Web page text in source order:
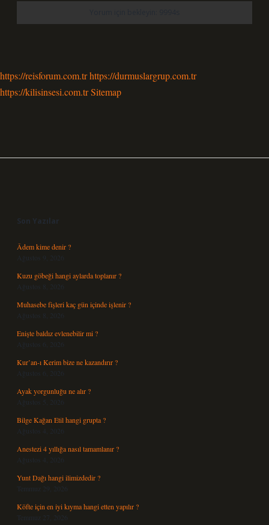
https://reisforum.com.trhttps://durmuslargrup.com.tr
https://kilisinsesi.com.trSitemap
Son Yazılar
Âdem kime denir ?
Ağustos 9, 2026
Kuzu göbeği hangi aylarda toplanır ?
Ağustos 8, 2026
Muhasebe fişleri kaç gün içinde işlenir ?
Ağustos 8, 2026
Enişte baldız evlenebilir mi ?
Ağustos 6, 2026
Kur’an-ı Kerim bize ne kazandırır ?
Ağustos 6, 2026
Ayak yorgunluğu ne alır ?
Ağustos 5, 2026
Bilge Kağan Etil hangi grupta ?
Ağustos 4, 2026
Anestezi 4 yıllığa nasıl tamamlanır ?
Ağustos 4, 2026
Yunt Dağı hangi ilimizdedir ?
Temmuz 29, 2026
Köfte için en iyi kıyma hangi etten yapılır ?
Temmuz 27, 2026